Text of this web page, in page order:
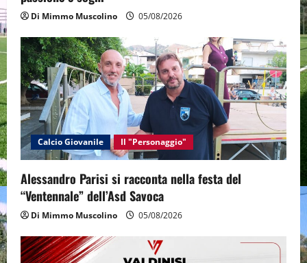
nDi Mimmo Muscolino 05/08/2026
Calcio Giovanile Il "Personaggio"
Alessandro Parisi si racconta nella festa del
“Ventennale” dell’Asd Savoca
Di Mimmo Muscolino 05/08/2026